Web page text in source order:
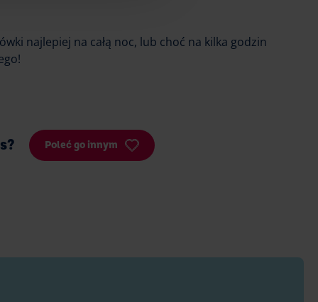
najlepiej na całą noc, lub choć na kilka godzin
Poleć go innym